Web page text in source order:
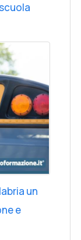
un
e